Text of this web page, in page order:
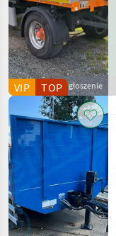
Ogłoszenie
VIP TOP